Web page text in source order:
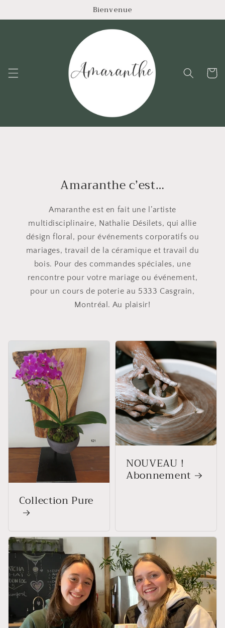
au
Bienvenue
Panier
Amaranthe c’est…
Amaranthe est en fait une l’artiste
multidisciplinaire, Nathalie Désilets, qui allie
désign floral, pour événements corporatifs ou
mariages, travail de la céramique et travail du
bois. Pour des commandes spéciales, une
rencontre pour votre mariage ou événement,
pour un cours de poterie au 5333 Casgrain,
Montréal. Au plaisir!
Collection Pure
NOUVEAU !
Abonnement